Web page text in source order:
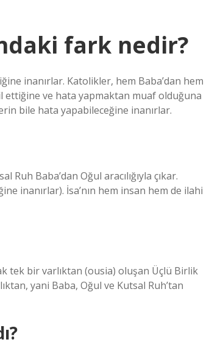
fark nedir?
inanırlar. Katolikler, hem Baba’dan hem
ettiğine ve hata yapmaktan muaf olduğuna
bile hata yapabileceğine inanırlar.
Baba’dan Oğul aracılığıyla çıkar.
inanırlar). İsa’nın hem insan hem de ilahi
tek bir varlıktan (ousia) oluşan Üçlü Birlik
yani Baba, Oğul ve Kutsal Ruh’tan